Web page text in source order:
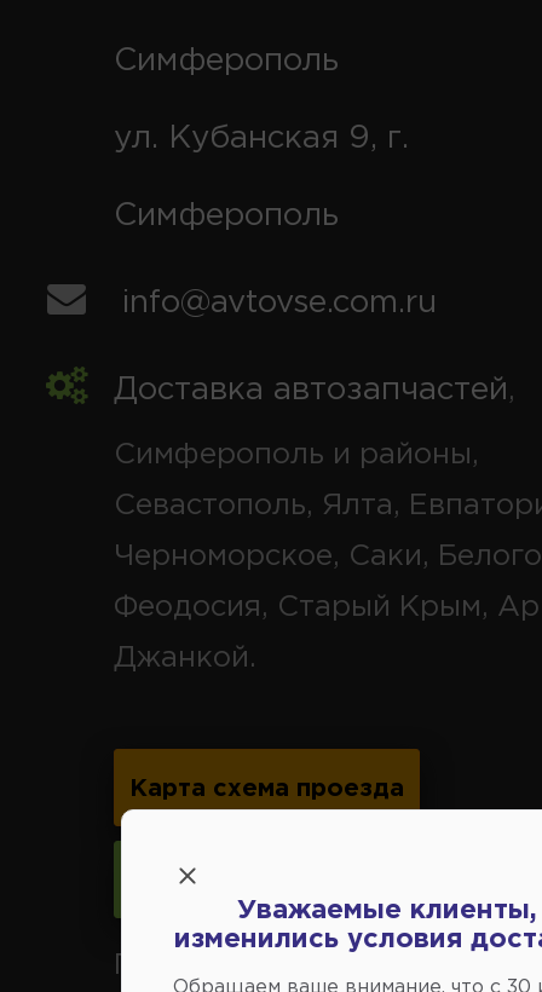
Симферополь
ул. Кубанская 9, г.
Симферополь
info@avtovse.com.ru
Доставка автозапчастей,
Симферополь и районы,
Севастополь, Ялта,
Черноморское, Саки,
Феодосия, Старый Крым,
Джанкой.
Карта схема проезда
Следить за изменениями
Уважаемые клиенты,
изменились условия
Обращаем ваше внимание, что c 30